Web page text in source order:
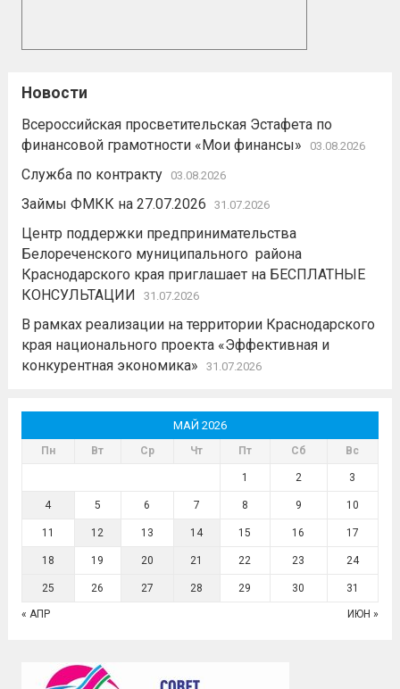
Новости
Всероссийская просветительская Эстафета по
финансовой грамотности «Мои финансы»
03.08.2026
Служба по контракту 03.08.2026
Займы ФМКК на 27.07.2026 31.07.2026
Центр поддержки предпринимательства
Белореченского муниципального района
Краснодарского края приглашает на БЕСПЛАТНЫЕ
КОНСУЛЬТАЦИИ
31.07.2026
В рамках реализации на территории Краснодарского
края национального проекта «Эффективная и
конкурентная экономика»
31.07.2026
МАЙ 2026
Пн Вт Ср Чт Пт Сб Вс
1 2 3
4 5 6 7 8 9 10
11 12 13 14 15 16 17
18 19 20 21 22 23 24
25 26 27 28 29 30 31
« АПР ИЮН »